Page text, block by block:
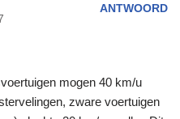
ANTWOORD
mogen 40 km/u
zware voertuigen